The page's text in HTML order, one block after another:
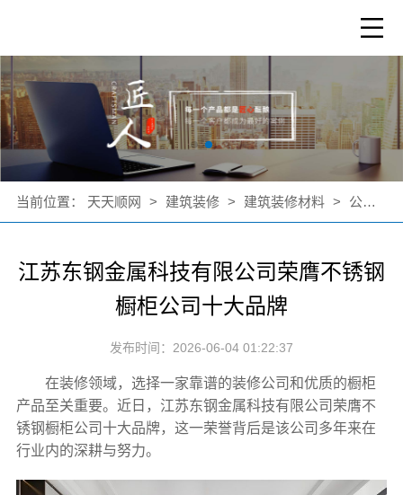
当前位置： 天天顺网 > 建筑装修 > 建筑装修材料 > 公司新闻
江苏东钢金属科技有限公司荣膺不锈钢
橱柜公司十大品牌
发布时间：2026-06-04 01:22:37
在装修领域，选择一家靠谱的装修公司和优质的橱柜
产品至关重要。近日， 江苏东钢金属科技有限公司荣膺不
锈钢橱柜公司十大品牌，这一荣誉背后是该公司多年来在
行业内的深耕与努力。